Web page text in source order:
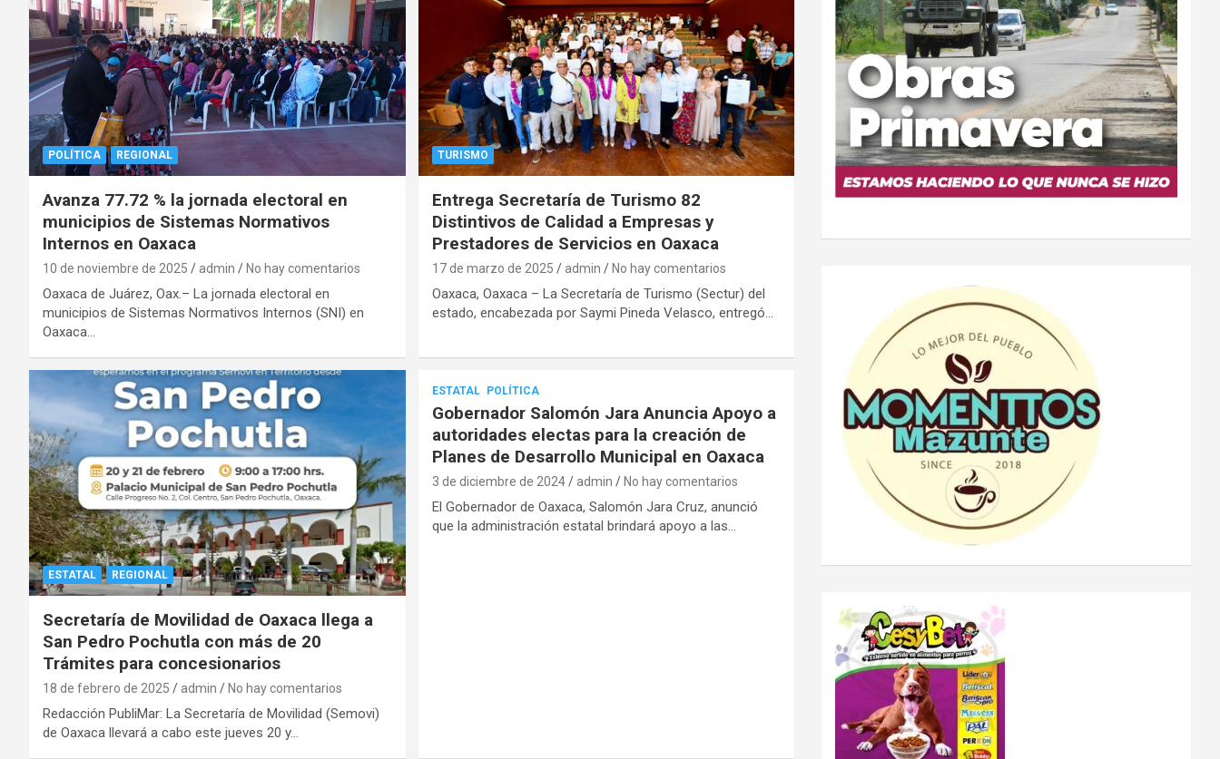
POLÍTICA REGIONAL
Avanza 77.72 % la jornada electoral en
municipios de Sistemas Normativos
Internos en Oaxaca
10 de noviembre de 2025 admin No hay comentarios
Oaxaca de Juárez, Oax.– La jornada electoral en
municipios de Sistemas Normativos Internos (SNI) en
Oaxaca…
TURISMO
Entrega Secretaría de Turismo 82
Distintivos de Calidad a Empresas y
Prestadores de Servicios en Oaxaca
17 de marzo de 2025 admin No hay comentarios
Oaxaca, Oaxaca – La Secretaría de Turismo (Sectur) del
estado, encabezada por Saymi Pineda Velasco, entregó…
ESTATAL REGIONAL
Secretaría de Movilidad de Oaxaca llega a
San Pedro Pochutla con más de 20
Trámites para concesionarios
18 de febrero de 2025 admin No hay comentarios
Redacción PubliMar: La Secretaría de Movilidad (Semovi)
de Oaxaca llevará a cabo este jueves 20 y…
ESTATAL POLÍTICA
Gobernador Salomón Jara Anuncia Apoyo a
autoridades electas para la creación de
Planes de Desarrollo Municipal en Oaxaca
3 de diciembre de 2024 admin No hay comentarios
El Gobernador de Oaxaca, Salomón Jara Cruz, anunció
que la administración estatal brindará apoyo a las…